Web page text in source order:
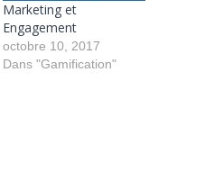
Marketing et
Engagement
octobre 10, 2017
Dans "Gamification"